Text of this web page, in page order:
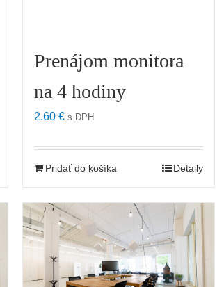
Prenájom monitora
na 4 hodiny
2.60 € s DPH
Pridať do košíka Detaily